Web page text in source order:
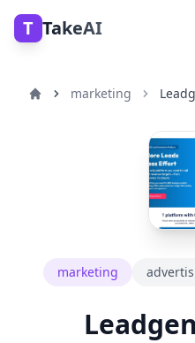
T TakeAI
marketing
marketing